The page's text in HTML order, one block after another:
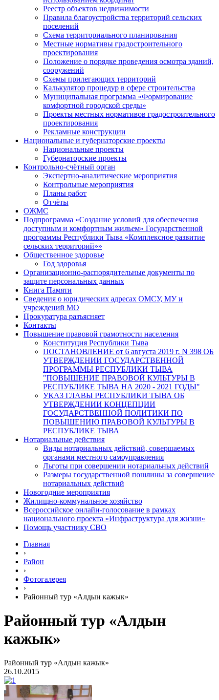
Реестр объектов недвижимости
Правила благоустройства территорий сельских
поселений
Схема территориального планирования
Местные нормативы градостроительного
проектирования
Положение о порядке проведения осмотра зданий,
сооружений
Схемы прилегающих территорий
Калькулятор процедур в сфере строительства
Муниципальная программа «Формирование
комфортной городской среды»
Проекты местных нормативов градостроительного
проектирования
Рекламные конструкции
Национальные и губернаторские проекты
Национальные проекты
Губернаторские проекты
Контрольно-счётный орган
Экспертно-аналитические мероприятия
Контрольные мероприятия
Планы работ
Отчёты
ОЖМС
Подпрограмма «Создание условий для обеспечения
доступным и комфортным жильем» Государственной
программы Республики Тыва «Комплексное развитие
сельских территорий»»
Общественное здоровье
Год здоровья
Организационно-распорядительные документы по
защите персональных данных
Книга Памяти
Сведения о юридических адресах ОМСУ, МУ и
учреждений МО
Прокуратура разъясняет
Контакты
Повышение правовой грамотности населения
Конституция Республики Тыва
ПОСТАНОВЛЕНИЕ от 6 августа 2019 г. N 398 ОБ
УТВЕРЖДЕНИИ ГОСУДАРСТВЕННОЙ
ПРОГРАММЫ РЕСПУБЛИКИ ТЫВА
"ПОВЫШЕНИЕ ПРАВОВОЙ КУЛЬТУРЫ В
РЕСПУБЛИКЕ ТЫВА НА 2020 - 2021 ГОДЫ"
УКАЗ ГЛАВЫ РЕСПУБЛИКИ ТЫВА ОБ
УТВЕРЖДЕНИИ КОНЦЕПЦИИ
ГОСУДАРСТВЕННОЙ ПОЛИТИКИ ПО
ПОВЫШЕНИЮ ПРАВОВОЙ КУЛЬТУРЫ В
РЕСПУБЛИКЕ ТЫВА
Нотариальные действия
Виды нотариальных действий, совершаемых
органами местного самоуправления
Льготы при совершении нотариальных действий
Размеры государственной пошлины за совершение
нотариальных действий
Новогодние мероприятия
Жилищно-коммунальное хозяйство
Всероссийское онлайн-голосование в рамках
национального проекта «Инфраструктура для жизни»
Помощь участнику СВО
Главная
›
Район
›
Фотогалерея
›
Районный тур «Алдын кажык»
Районный тур «Алдын
кажык»
Районный тур «Алдын кажык»
26.10.2015